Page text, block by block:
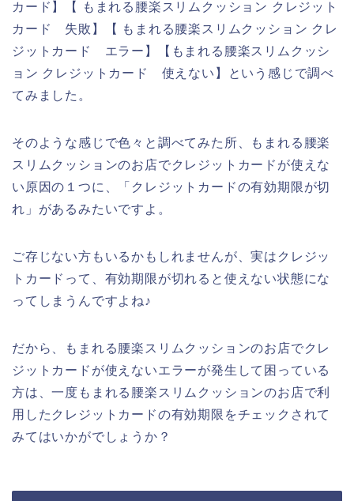
カード】【 もまれる腰楽スリムクッション クレジット
カード 失敗】【 もまれる腰楽スリムクッション クレ
ジットカード エラー】【もまれる腰楽スリムクッシ
ョン クレジットカード 使えない】という感じで調べ
てみました。
そのような感じで色々と調べてみた所、もまれる腰楽
スリムクッションのお店でクレジットカードが使えな
い原因の１つに、「クレジットカードの有効期限が切
れ」があるみたいですよ。
ご存じない方もいるかもしれませんが、実はクレジッ
トカードって、有効期限が切れると使えない状態にな
ってしまうんですよね♪
だから、もまれる腰楽スリムクッションのお店でクレ
ジットカードが使えないエラーが発生して困っている
方は、一度もまれる腰楽スリムクッションのお店で利
用したクレジットカードの有効期限をチェックされて
みてはいかがでしょうか？